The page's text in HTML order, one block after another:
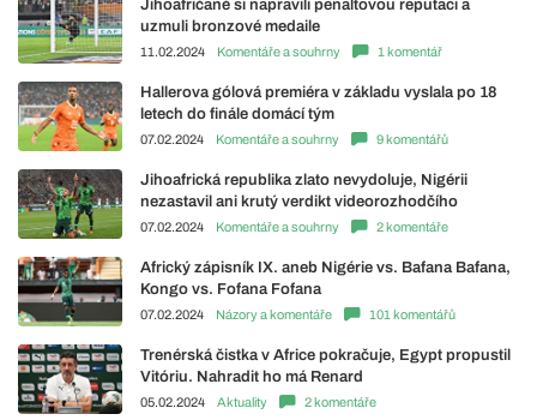
Jihoafričané si napravili penaltovou reputaci a
uzmuli bronzové medaile
11.02.2024 Komentáře a souhrny 1 komentář
Hallerova gólová premiéra v základu vyslala po 18
letech do finále domácí tým
07.02.2024 Komentáře a souhrny 9 komentářů
Jihoafrická republika zlato nevydoluje, Nigérii
nezastavil ani krutý verdikt videorozhodčího
07.02.2024 Komentáře a souhrny 2 komentáře
Africký zápisník IX. aneb Nigérie vs. Bafana Bafana,
Kongo vs. Fofana Fofana
07.02.2024 Názory a komentáře 101 komentářů
Trenérská čistka v Africe pokračuje, Egypt propustil
Vitóriu. Nahradit ho má Renard
05.02.2024 Aktuality 2 komentáře